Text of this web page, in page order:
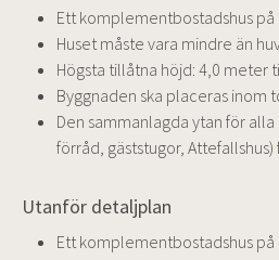
Ett komplementbostadshus på
Huset måste vara mindre än
Högsta tillåtna höjd: 4,0 meter
Byggnaden ska placeras inom
Den sammanlagda ytan för
förråd, gäststugor, Attefallshus)
Utanför detaljplan
Ett komplementbostadshus på